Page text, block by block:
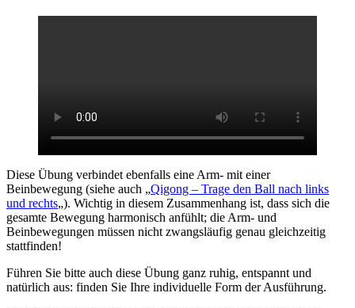
Diese Übung verbindet ebenfalls eine Arm- mit einer
Beinbewegung (siehe auch „Qigong – Trage den Ball nach links
und rechts„). Wichtig in diesem Zusammenhang ist, dass sich die
gesamte Bewegung harmonisch anfühlt; die Arm- und
Beinbewegungen müssen nicht zwangsläufig genau gleichzeitig
stattfinden!
Führen Sie bitte auch diese Übung ganz ruhig, entspannt und
natürlich aus: finden Sie Ihre individuelle Form der Ausführung.